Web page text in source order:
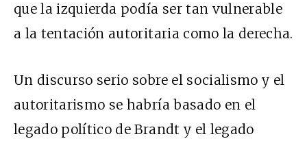
que la izquierda podía ser tan vulnerable
a la tentación autoritaria como la derecha.
Un discurso serio sobre el socialismo y el
autoritarismo se habría basado en el
legado político de Brandt y el legado